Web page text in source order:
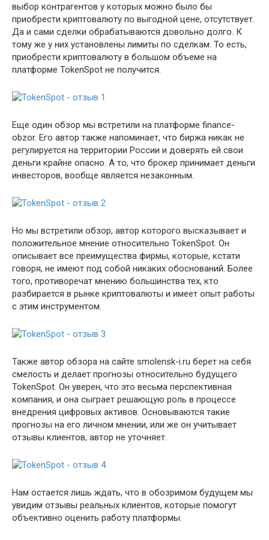
выбор контрагентов у которых можно было бы
приобрести криптовалюту по выгодной цене, отсутствует.
Да и сами сделки обрабатываются довольно долго. К
тому же у них установлены лимиты по сделкам. То есть,
приобрести криптовалюту в большом объеме на
платформе TokenSpot не получится.
Еще один обзор мы встретили на платформе finance-
obzor. Его автор также напоминает, что биржа никак не
регулируется на территории России и доверять ей свои
деньги крайне опасно. А то, что брокер принимает деньги
инвесторов, вообще является незаконным.
Но мы встретили обзор, автор которого высказывает и
положительное мнение относительно TokenSpot. Он
описывает все преимущества фирмы, которые, кстати
говоря, не имеют под собой никаких обоснований. Более
того, противоречат мнению большинства тех, кто
разбирается в рынке криптовалюты и имеет опыт работы
с этим инструментом.
Также автор обзора на сайте smolensk-i.ru берет на себя
смелость и делает прогнозы относительно будущего
TokenSpot. Он уверен, что это весьма перспективная
компания, и она сыграет решающую роль в процессе
внедрения цифровых активов. Основываются такие
прогнозы на его личном мнении, или же он учитывает
отзывы клиентов, автор не уточняет.
Нам остается лишь ждать, что в обозримом будущем мы
увидим отзывы реальных клиентов, которые помогут
объективно оценить работу платформы.